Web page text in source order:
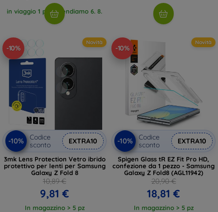
in viaggio 1 pz, attendiamo 6. 8.
2026
-10%
Novità
-10%
Codice
sconto
EXTRA10
3mk Lens Protection Vetro ibrido
protettivo per lenti per Samsung
Galaxy Z Fold 8
10,89 €
9,81 €
In magazzino > 5 pz
-10%
Novità
-10%
Codice
sconto
EXTRA10
Spigen Glass tR EZ Fit Pro HD,
confezione da 1 pezzo - Samsung
Galaxy Z Fold8 (AGL11942)
20,90 €
18,81 €
In magazzino > 5 pz